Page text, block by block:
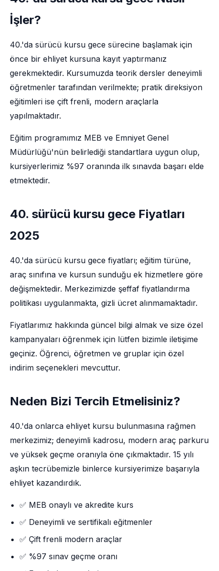
İşler?
40.'da sürücü kursu gece sürecine başlamak için
önce bir ehliyet kursuna kayıt yaptırmanız
gerekmektedir. Kursumuzda teorik dersler deneyimli
öğretmenler tarafından verilmekte; pratik direksiyon
eğitimleri ise çift frenli, modern araçlarla
yapılmaktadır.
Eğitim programımız MEB ve Emniyet Genel
Müdürlüğü'nün belirlediği standartlara uygun olup,
kursiyerlerimiz %97 oranında ilk sınavda başarı elde
etmektedir.
40. sürücü kursu gece Fiyatları
2025
40.'da sürücü kursu gece fiyatları; eğitim türüne,
araç sınıfına ve kursun sunduğu ek hizmetlere göre
değişmektedir. Merkezimizde şeffaf fiyatlandırma
politikası uygulanmakta, gizli ücret alınmamaktadır.
Fiyatlarımız hakkında güncel bilgi almak ve size özel
kampanyaları öğrenmek için lütfen bizimle iletişime
geçiniz. Öğrenci, öğretmen ve gruplar için özel
indirim seçenekleri mevcuttur.
Neden Bizi Tercih Etmelisiniz?
40.'da onlarca ehliyet kursu bulunmasına rağmen
merkezimiz; deneyimli kadrosu, modern araç parkuru
ve yüksek geçme oranıyla öne çıkmaktadır. 15 yılı
aşkın tecrübemizle binlerce kursiyerimize başarıyla
ehliyet kazandırdık.
✅ MEB onaylı ve akredite kurs
✅ Deneyimli ve sertifikalı eğitmenler
✅ Çift frenli modern araçlar
✅ %97 sınav geçme oranı